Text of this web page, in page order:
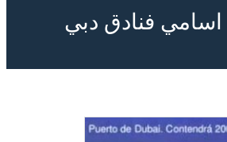
اسامي فنادق دبي